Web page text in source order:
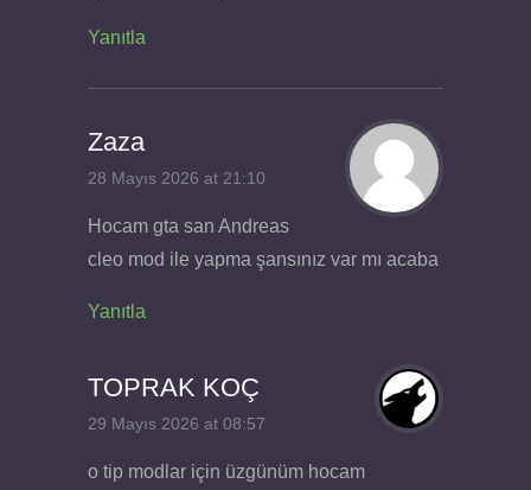
Yanıtla
Zaza
28 Mayıs 2026 at 21:10
Hocam gta san Andreas
cleo mod ile yapma şansınız var mı acaba
Yanıtla
TOPRAK KOÇ
29 Mayıs 2026 at 08:57
o tip modlar için üzgünüm hocam